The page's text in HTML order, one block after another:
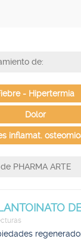
de:
- Hipertermia
Dolor
inflamat.
PHARMA ARTE